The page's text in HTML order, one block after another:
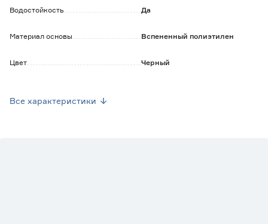
- возможно использование на неровных и шероховатых
Водостойкость Да
Материал основы Вспененный полиэтилен
Цвет Черный
Все характеристики